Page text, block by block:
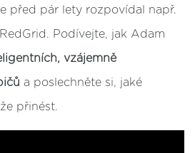
před pár lety rozpovídal např.
Podívejte, jak Adam
vzájemně
a poslechněte si, jaké
přinést.